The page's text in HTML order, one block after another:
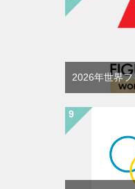
2026年世界